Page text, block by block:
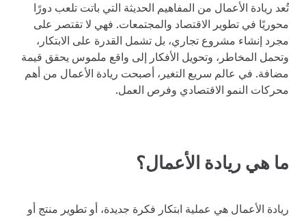
تُعد ريادة الأعمال من المفاهيم الحديثة التي باتت تلعب دورًا
محوريًا في تطوير الاقتصاد والمجتمعات. فهي لا تقتصر على
مجرد إنشاء مشروع تجاري، بل تشمل القدرة على الابتكار،
وتحمل المخاطر، وتحويل الأفكار إلى واقع ملموس يحقق قيمة
مضافة. في عالم سريع التغير، أصبحت ريادة الأعمال من أهم
محركات النمو الاقتصادي وفرص العمل.
ما هي ريادة الأعمال؟
ريادة الأعمال هي عملية ابتكار فكرة جديدة، أو تطوير منتج أو